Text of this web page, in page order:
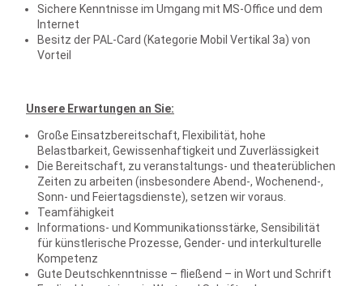
Sichere Kenntnisse im Umgang mit MS-Office und dem
Internet
Besitz der PAL-Card (Kategorie Mobil Vertikal 3a) von
Vorteil
Unsere Erwartungen an Sie:
Große Einsatzbereitschaft, Flexibilität, hohe
Belastbarkeit, Gewissenhaftigkeit und Zuverlässigkeit
Die Bereitschaft, zu veranstaltungs- und theaterüblichen
Zeiten zu arbeiten (insbesondere Abend-, Wochenend-,
Sonn- und Feiertagsdienste), setzen wir voraus.
Teamfähigkeit
Informations- und Kommunikationsstärke, Sensibilität
für künstlerische Prozesse, Gender- und interkulturelle
Kompetenz
Gute Deutschkenntnisse – fließend – in Wort und Schrift